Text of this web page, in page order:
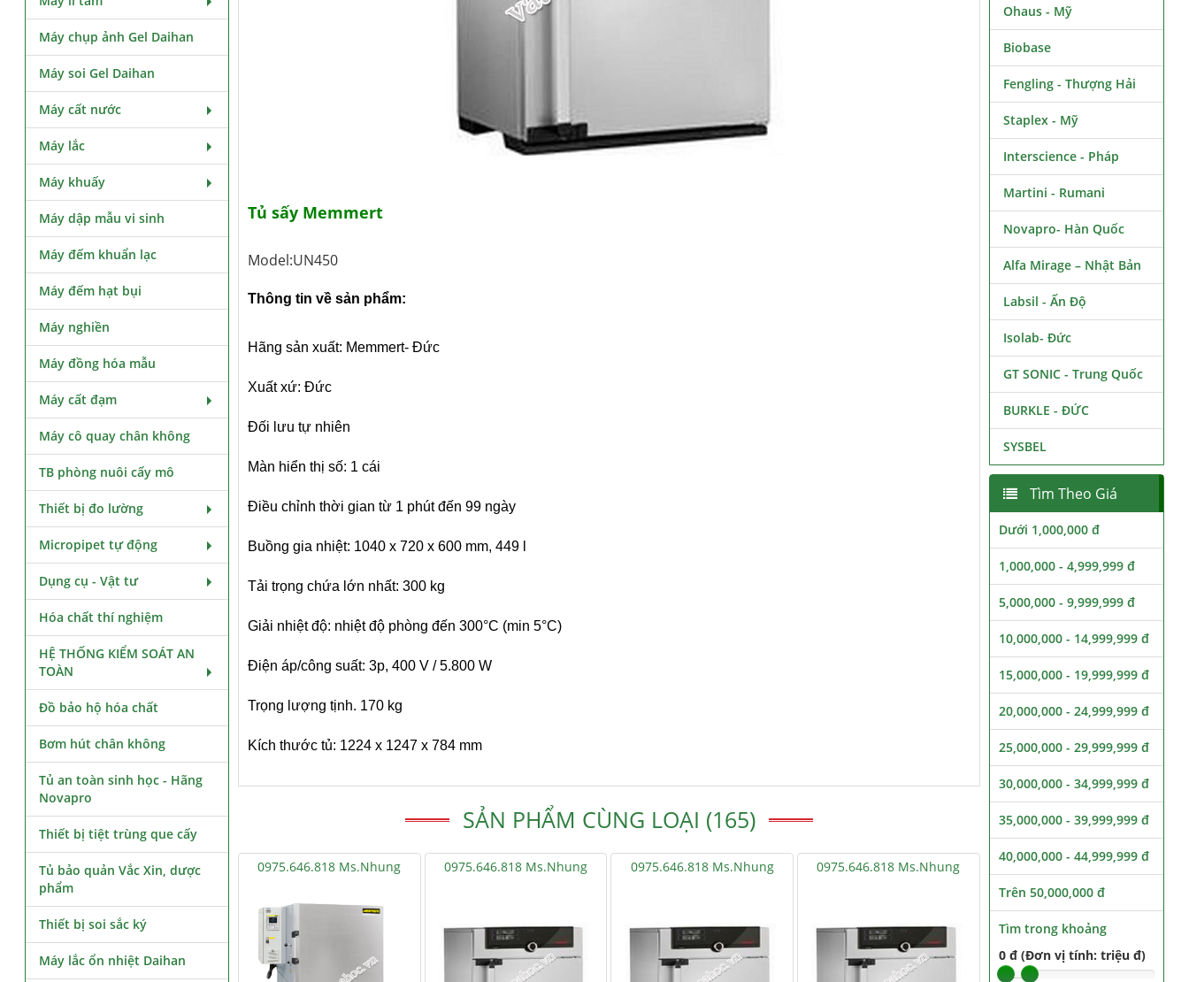
Tủ sấy Memmert
Model:UN450
Thông tin về sản phẩm:
Hãng sản xuất: Memmert- Đức
Xuất xứ: Đức
Đối lưu tự nhiên
Màn hiển thị số: 1 cái
Điều chỉnh thời gian từ 1 phút đến 99 ngày
Buồng gia nhiệt: 1040 x 720 x 600 mm, 449 l
Tải trọng chứa lớn nhất: 300 kg
Giải nhiệt độ: nhiệt độ phòng đến 300°C (min 5°C)
Điện áp/công suất: 3p, 400 V / 5.800 W
Trọng lượng tịnh. 170 kg
Kích thước tủ: 1224 x 1247 x 784 mm
SẢN PHẨM CÙNG LOẠI (165)
0975.646.818 Ms.Nhung 0975.646.818 Ms.Nhung 0975.646.818 Ms.Nhung 0975.646.818 Ms.Nhung
Máy chụp ảnh Gel Daihan
Máy soi Gel Daihan
Máy cất nước
Máy lắc
Máy khuấy
Máy dập mẫu vi sinh
Máy đếm khuẩn lạc
Máy đếm hạt bụi
Máy nghiền
Máy đồng hóa mẫu
Máy cất đạm
Máy cô quay chân không
TB phòng nuôi cấy mô
Thiết bị đo lường
Micropipet tự động
Dụng cụ - Vật tư
Hóa chất thí nghiệm
HỆ THỐNG KIỂM SOÁT AN
TOÀN
Đồ bảo hộ hóa chất
Bơm hút chân không
Tủ an toàn sinh học - Hãng
Novapro
Thiết bị tiệt trùng que cấy
Tủ bảo quản Vắc Xin, dược
phẩm
Thiết bị soi sắc ký
Máy lắc ổn nhiệt Daihan
Ohaus - Mỹ
Biobase
Fengling - Thượng Hải
Staplex - Mỹ
Interscience - Pháp
Martini - Rumani
Novapro- Hàn Quốc
Alfa Mirage – Nhật Bản
Labsil - Ấn Độ
Isolab- Đức
GT SONIC - Trung Quốc
BURKLE - ĐỨC
SYSBEL
Tìm Theo Giá
Dưới 1,000,000 đ
1,000,000 - 4,999,999 đ
5,000,000 - 9,999,999 đ
10,000,000 - 14,999,999 đ
15,000,000 - 19,999,999 đ
20,000,000 - 24,999,999 đ
25,000,000 - 29,999,999 đ
30,000,000 - 34,999,999 đ
35,000,000 - 39,999,999 đ
40,000,000 - 44,999,999 đ
Trên 50,000,000 đ
Tìm trong khoảng
0 đ (Đơn vị tính: triệu đ)